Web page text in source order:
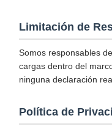
Limitación de
Somos responsables
cargas dentro del
ninguna declaración
Política de